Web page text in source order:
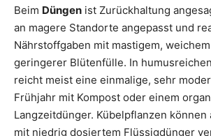
Beim Düngen ist Zurückhaltung
an magere Standorte angepasst und
Nährstoffgaben mit mastigem,
geringerer Blütenfülle. In
reicht meist eine einmalige, sehr
Frühjahr mit Kompost oder einem
Langzeitdünger. Kübelpflanzen können
mit niedrig dosiertem Flüssigdünger